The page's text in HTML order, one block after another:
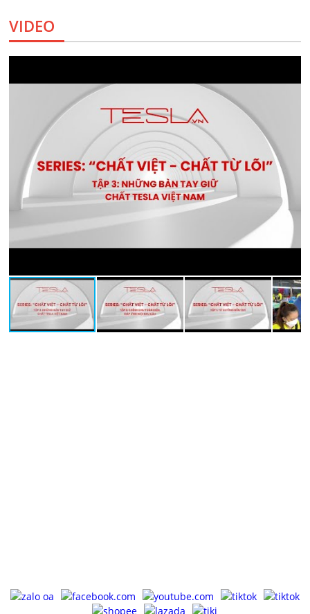
VIDEO